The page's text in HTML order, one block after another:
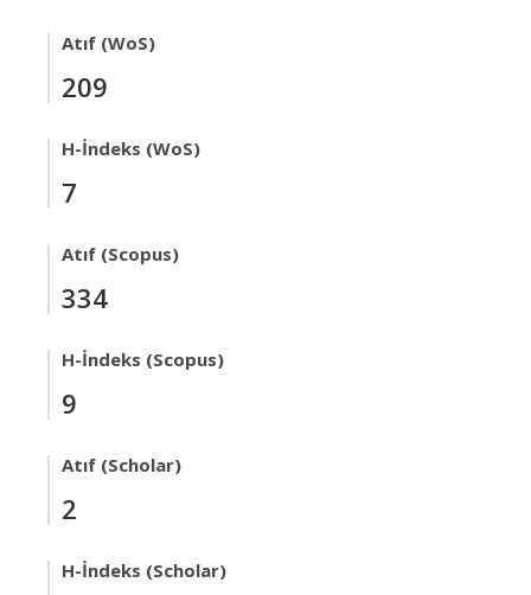
Atıf (WoS)
209
H-İndeks (WoS)
7
Atıf (Scopus)
334
H-İndeks (Scopus)
9
Atıf (Scholar)
2
H-İndeks (Scholar)